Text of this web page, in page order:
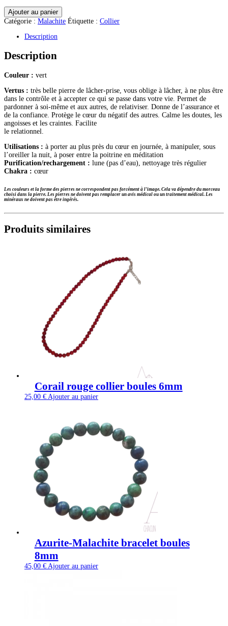
quantité
de
Malachite
collier
Ajouter au panier
Catégorie : Malachite Étiquette : Collier
Description
Description
Couleur : vert
Vertus : très belle pierre de lâcher-prise, vous oblige à lâcher, à ne plus être
dans le contrôle et à accepter ce qui se passe dans votre vie. Permet de
pardonner à soi-même et aux autres, de relativiser. Donne de l’assurance et
de la confiance. Protège le cœur du négatif des autres. Calme les doutes, les
angoisses et les craintes. Facilite
le relationnel.
Utilisations : à porter au plus près du cœur en journée, à manipuler, sous
l’oreiller la nuit, à poser entre la poitrine en méditation
Purification/rechargement : lune (pas d’eau), nettoyage très régulier
Chakra : cœur
Les couleurs et la forme des pierres ne correspondent pas forcément à l’image. Cela va dépendre du morceau
choisi dans la pierre. Les pierres ne doivent pas remplacer un avis médical ou un traitement médical. Les
minéraux ne doivent pas être ingérés.
Produits similaires
Corail rouge collier boules 6mm
25,00 € Ajouter au panier
Azurite-Malachite bracelet boules
8mm
45,00 € Ajouter au panier